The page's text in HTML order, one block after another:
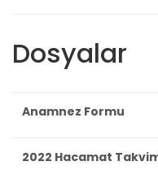
Dosyalar
Anamnez Formu
2022 Hacamat